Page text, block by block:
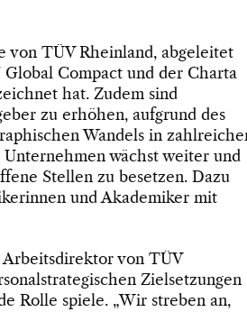
von TÜV Rheinland, abgeleitet
Compact und der Charta
hat. Zudem sind
zu erhöhen, aufgrund des
Wandels in
wächst weiter und
Stellen zu besetzen. Dazu
und Akademiker mit
Arbeitsdirektor von TÜV
Zielsetzungen
Rolle spiele. „Wir streben an,